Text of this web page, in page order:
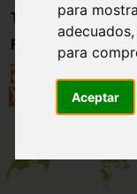
para
para
Aceptar
Trabajo
Registro